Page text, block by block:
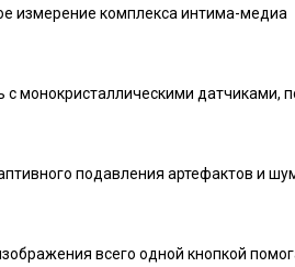
измерение комплекса интима-медиа
с монокристаллическими датчиками,
подавления артефактов и
всего одной кнопкой